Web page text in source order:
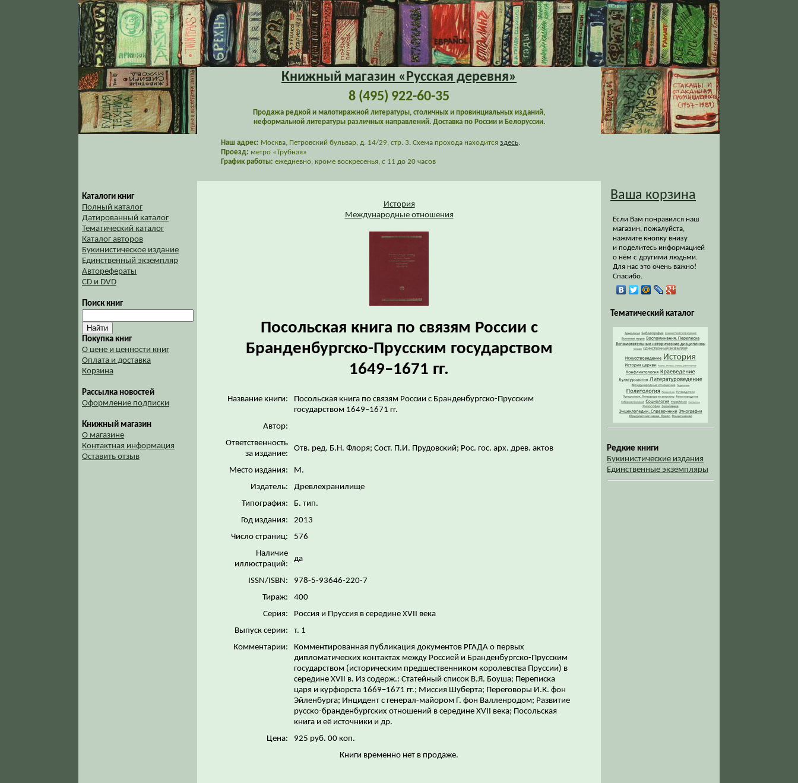
Книжный магазин «Русская деревня»
8 (495) 922-60-35
Продажа редкой и малотиражной литературы, столичных и провинциальных изданий,
неформальной литературы различных направлений. Доставка по России и Белоруссии.
Наш адрес: Москва, Петровский бульвар, д. 14/29, стр. 3. Схема прохода находится здесь.
Проезд: метро «Трубная»
График работы: ежедневно, кроме воскресенья, с 11 до 20 часов
Каталоги книг
Полный каталог
Датированный каталог
Тематический каталог
Каталог авторов
Букинистическое издание
Единственный экземпляр
Авторефераты
CD и DVD
Поиск книг
Покупка книг
О цене и ценности книг
Оплата и доставка
Корзина
Рассылка новостей
Оформление подписки
Книжный магазин
О магазине
Контактная информация
Оставить отзыв
История
Международные отношения
Посольская книга по связям России с
Бранденбургско-Прусским государством
1649–1671 гг.
Название книги:
Посольская книга по связям России с Бранденбургско-Прусским
государством 1649–1671 гг.
Автор:
Ответственность
за издание:
Отв. ред. Б.Н. Флоря; Сост. П.И. Прудовский; Рос. гос. арх. древ. актов
Место издания:
М.
Издатель:
Древлехранилище
Типография:
Б. тип.
Год издания:
2013
Число страниц:
576
Наличие
иллюстраций:
да
ISSN/ISBN:
978-5-93646-220-7
Тираж:
400
Серия:
Россия и Пруссия в середине XVII века
Выпуск серии:
т. 1
Комментарии:
Комментированная публикация документов РГАДА о первых
дипломатических контактах между Россией и Бранденбургско-Прусским
государством (историческим предшественником королевства Пруссии) в
середине XVII в. Из содерж.: Статейный список В.Я. Боуша; Переписка
царя и курфюрста 1669–1671 гг.; Миссия Шуберта; Переговоры И.К. фон
Эйленбурга; Инцидент с генерал-майором Г. фон Валленродом; Развитие
русско-бранденбургских отношений в середине XVII века; Посольская
книга и её источники и др.
Цена:
925 руб. 00 коп.
Книги временно нет в продаже.
Ваша корзина
Если Вам понравился наш
магазин, пожалуйста,
нажмите кнопку внизу
и поделитесь информацией
о нём с другими людьми.
Для нас это очень важно!
Спасибо.
Тематический каталог
Редкие книги
Букинистические издания
Единственные экземпляры